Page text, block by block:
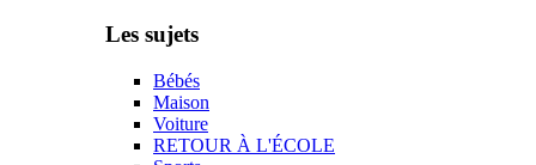
Les sujets
Bébés
Maison
Voiture
RETOUR À L'ÉCOLE